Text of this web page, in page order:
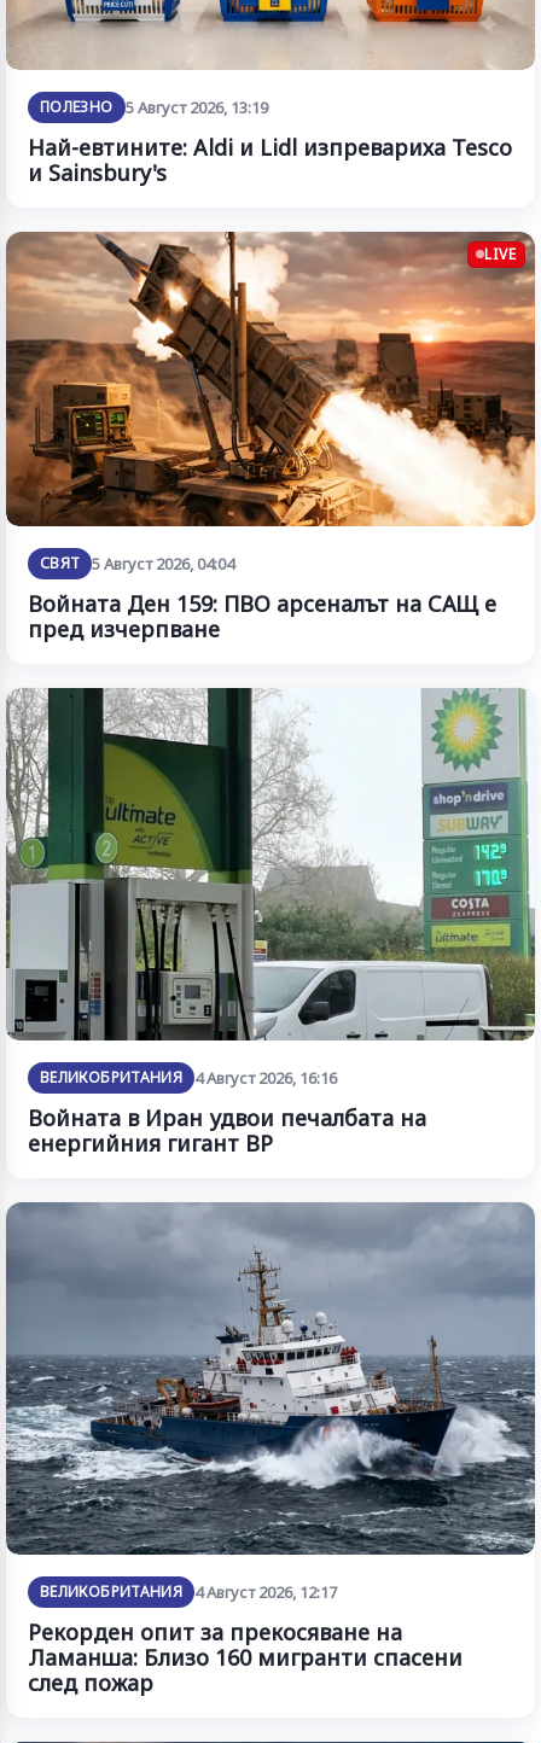
ПОЛЕЗНО 5 Август 2026, 13:19
Най-евтините: Aldi и Lidl изпревариха Tesco
и Sainsbury's
LIVE
СВЯТ 5 Август 2026, 04:04
Войната Ден 159: ПВО арсеналът на САЩ е
пред изчерпване
ВЕЛИКОБРИТАНИЯ 4 Август 2026, 16:16
Войната в Иран удвои печалбата на
енергийния гигант BP
ВЕЛИКОБРИТАНИЯ 4 Август 2026, 12:17
Рекорден опит за прекосяване на
Ламанша: Близо 160 мигранти спасени
след пожар